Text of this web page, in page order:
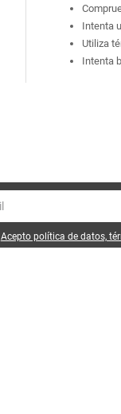
Intenta
Utiliza
Intenta
Acepto política de datos,